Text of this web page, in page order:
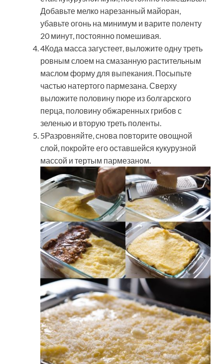
Добавьте мелко нарезанный майоран,
убавьте огонь на минимум и варите поленту
20 минут, постоянно помешивая.
4Кода масса загустеет, выложите одну треть
ровным слоем на смазанную растительным
маслом форму для выпекания. Посыпьте
частью натертого пармезана. Сверху
выложите половину пюре из болгарского
перца, половину обжаренных грибов с
зеленью и вторую треть поленты.
5Разровняйте, снова повторите овощной
слой, покройте его оставшейся кукурузной
массой и тертым пармезаном.